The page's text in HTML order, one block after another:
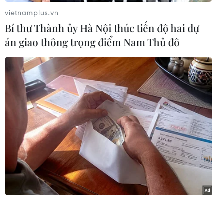
Nam gồm Bùi Thị Yến, Trần Thành Cường,
Phạm Hồng Quân, Hiên Năm, Nguyễn Văn
Cường, Trương Xuân Nguyên, Trần Tường
Khang, Phạm Lương Tú, Nguyễn Hồng Thái,
Nguyễn Thị Hương, Diệp Thị Hương, Ma Thị
Thương, Hồ Thị Ne, Châu Đại Dương đã bước
vào thi đấu ở nội dung thuyền 12 hỗn hợp nam,
nữ tại Kam Pot, Campuchia.
Đây là nội dung mà đội tuyển Việt Nam phải đối
đầu với nhiều đối thủ mạnh đến từ Myanmar,
Campuchia, Thái Lan, Philippines. Trong đó,
Myanmar từng đoạt huy chương Vàng tại đấu
trường lớn nhất châu lục là Asian Games.
Đua thuyền truyền thống cũng là môn mà các
vietnamplus.vn
Bí thư Thành ủy Hà Nội thúc tiến độ hai dự
án giao thông trọng điểm Nam Thủ đô